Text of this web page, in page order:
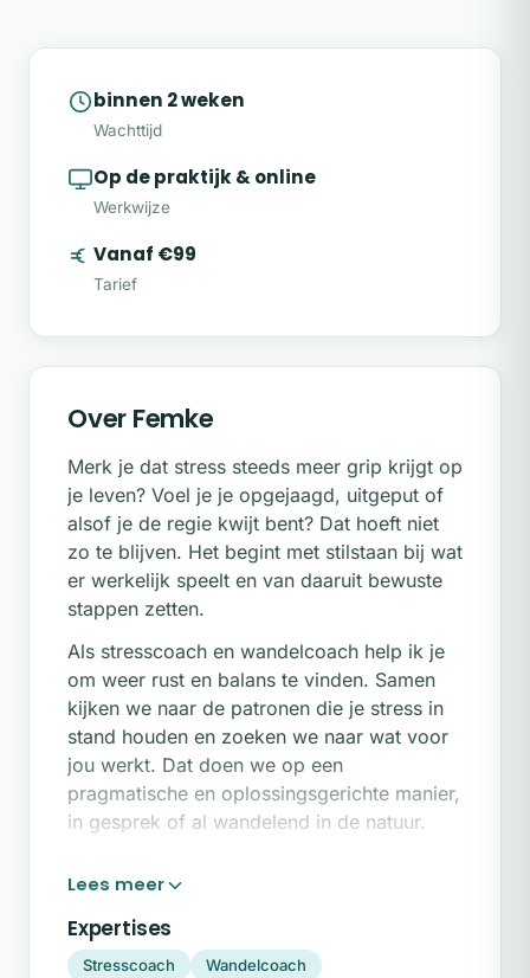
binnen 2 weken
Wachttijd
Op de praktijk & online
Werkwijze
Vanaf €99
Tarief
Over Femke
Merk je dat stress steeds meer grip krijgt op
je leven? Voel je je opgejaagd, uitgeput of
alsof je de regie kwijt bent? Dat hoeft niet
zo te blijven. Het begint met stilstaan bij wat
er werkelijk speelt en van daaruit bewuste
stappen zetten.
Als stresscoach en wandelcoach help ik je
om weer rust en balans te vinden. Samen
kijken we naar de patronen die je stress in
stand houden en zoeken we naar wat voor
jou werkt. Dat doen we op een
pragmatische en oplossingsgerichte manier,
in gesprek of al wandelend in de natuur.
onderstaand contactformulier in voor een
vrijblijvend gesprek.
Ik ben Femke, stresscoach en wandelcoach.
Expertises
Stresscoach Wandelcoach